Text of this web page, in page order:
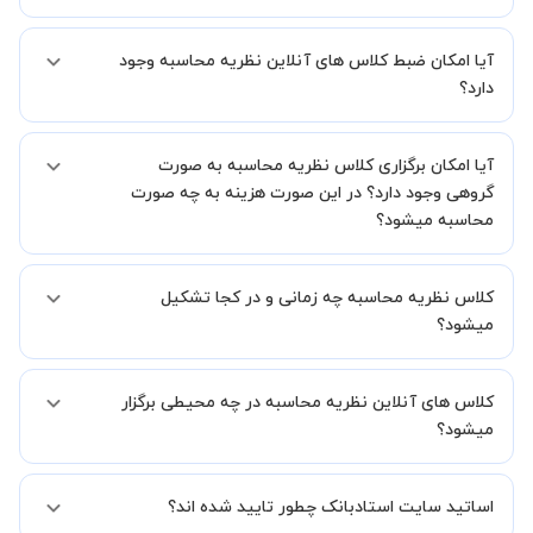
شما میدهیم که استاد شما پیش از جلسه تمامی موارد لازم برای برگزاری
یک کلاس آنلاین با کیفیت و مفید را به شما توضیح خواهند داد.
آیا امکان ضبط کلاس های آنلاین نظریه محاسبه وجود
دارد؟
کنید.
آیا امکان برگزاری کلاس نظریه محاسبه به صورت
گروهی وجود دارد؟ در این صورت هزینه به چه صورت
محاسبه میشود؟
صورتیکه مایل هستید کلاس ها را در کنار دوستان و یا آشنایان خود به
صورت گروهی برگزار کنید، این امکان وجود دارد. در این حالت، به ازای هر
اضافه خواهد شد.
کلاس نظریه محاسبه چه زمانی و در کجا تشکیل
میشود؟
تعیین خواهد شد.
همچنین کلاس های خصوصی به طور کلی در منزل شاگرد برگزار میشود. در
کلاس در یک مکان عمومی مانند کتابخانه با استاد خود هماهنگی لازم را
انجام دهید.
کلاس های آنلاین نظریه محاسبه در چه محیطی برگزار
میشود؟
اساتید سایت استادبانک چطور تایید شده اند؟